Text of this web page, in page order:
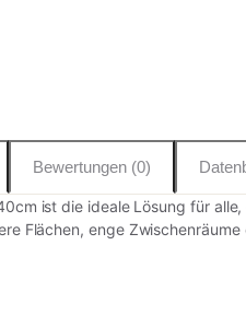
Bewertungen (0)
ist die ideale Lösung für
Flächen, enge